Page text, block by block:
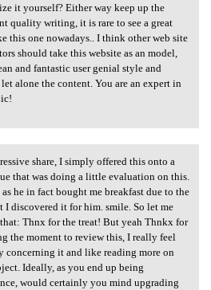
it yourself? Either way keep up the
quality writing, it is rare to see a great
this one nowadays.. I think other web site
should take this website as an model,
and fantastic user genial style and
alone the content. You are an expert in
share, I simply
share, I simply offered this onto a
that was doing a little evaluation on this.
he in fact bought me breakfast due to the
I discovered it for him. smile. So let me
Thnx for the treat! But yeah Thnkx for
the moment to review this, I really feel
concerning it and like reading more on
Ideally, as you end up being
would certainly you mind upgrading